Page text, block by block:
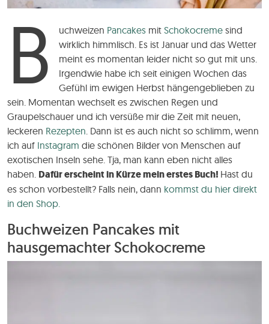
B uchweizen Pancakes mitSchokocreme sind
wirklich himmlisch. Es ist Januar und das Wetter
meint es momentan leider nicht so gut mit uns.
Irgendwie habe ich seit einigen Wochen das
Gefühl im ewigen Herbst hängengeblieben zu
sein. Momentan wechselt es zwischen Regen und
Graupelschauer und ich versüße mir die Zeit mit neuen,
leckeren Rezepten . Dann ist es auch nicht so schlimm, wenn
ich auf Instagram die schönen Bilder von Menschen auf
exotischen Inseln sehe. Tja, man kann eben nicht alles
haben. Dafür erscheint in Kürze mein erstes Buch! Hast du
es schon vorbestellt? Falls nein, dann kommst du hier direkt
in den Shop.
Buchweizen Pancakes mit
hausgemachter Schokocreme